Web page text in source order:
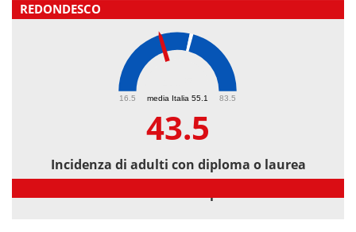
REDONDESCO
media Italia 55.1
16.5 83.5
43.5
Incidenza di adulti con diploma o laurea